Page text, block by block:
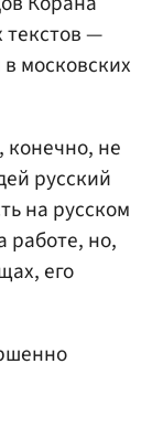
текстов —
московских
конечно, не
русский
на русском
работе, но,
его